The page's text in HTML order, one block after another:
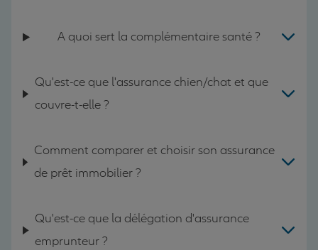
A quoi sert la complémentaire santé ?
Qu'est-ce que l'assurance chien/chat et que
couvre-t-elle ?
Comment comparer et choisir son assurance
de prêt immobilier ?
Qu'est-ce que la délégation d'assurance
emprunteur ?